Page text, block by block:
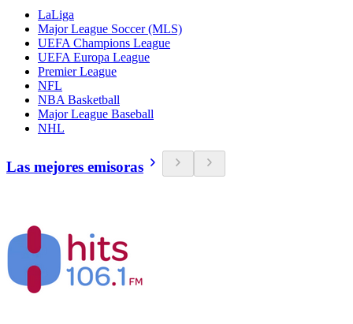
LaLiga
Major League Soccer (MLS)
UEFA Champions League
UEFA Europa League
Premier League
NFL
NBA Basketball
Major League Baseball
NHL
Las mejores emisoras